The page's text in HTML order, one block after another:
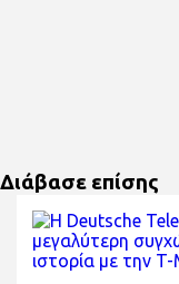
Διάβασε επίσης